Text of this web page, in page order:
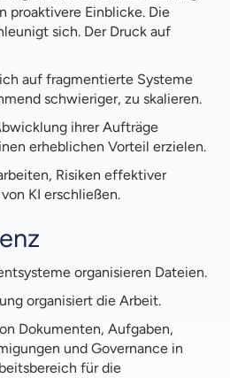
proaktivere Einblicke. Die
sich. Der Druck auf
auf fragmentierte Systeme
schwieriger, zu skalieren.
ihrer Aufträge
erheblichen Vorteil erzielen.
Risiken effektiver
KI erschließen.
organisieren Dateien.
organisiert die Arbeit.
Dokumenten, Aufgaben,
und Governance in
für die